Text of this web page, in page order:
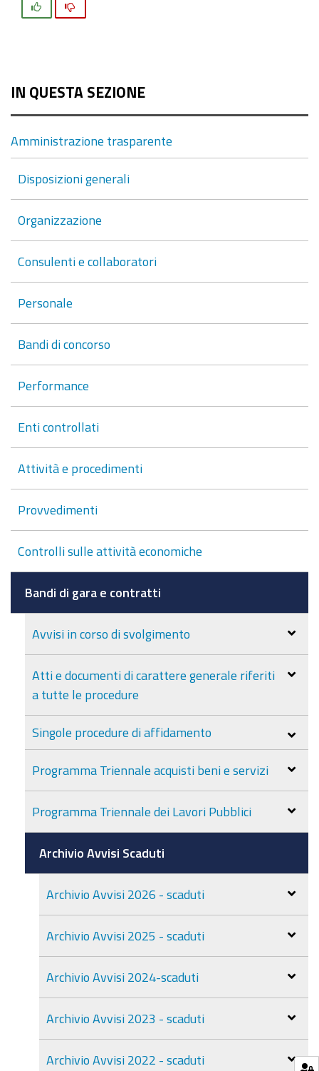
IN QUESTA SEZIONE
Amministrazione trasparente
Disposizioni generali
Organizzazione
Consulenti e collaboratori
Personale
Bandi di concorso
Performance
Enti controllati
Attività e procedimenti
Provvedimenti
Controlli sulle attività economiche
Bandi di gara e contratti
Avvisi in corso di svolgimento
Atti e documenti di carattere generale riferiti
a tutte le procedure
Singole procedure di affidamento
Programma Triennale acquisti beni e servizi
Programma Triennale dei Lavori Pubblici
Archivio Avvisi Scaduti
Archivio Avvisi 2026 - scaduti
Archivio Avvisi 2025 - scaduti
Archivio Avvisi 2024-scaduti
Archivio Avvisi 2023 - scaduti
Archivio Avvisi 2022 - scaduti